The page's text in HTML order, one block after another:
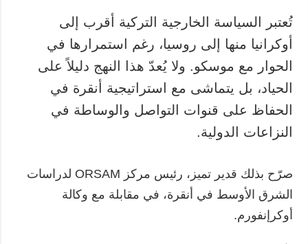
مجتمع
الدفاع
رياضة
وحماية البيانات
الشخصية
المزيد
التقارير
الصور
الفيديوهات
خدمات
تُعتبر السياسة الخارجية التركية أقرب إلى
أوكرانيا منها إلى روسيا، رغم استمرارها في
الحوار مع موسكو. ولا يُعدّ هذا النهج دليلاً على
الحياد، بل يتماشى مع استراتيجية أنقرة في
الحفاظ على قنوات التواصل والوساطة في
النزاعات الدولية.
صرّح بذلك قدير تميز، رئيس مركز ORSAM لدراسات
الشرق الأوسط في أنقرة، في مقابلة مع وكالة
أوكرإنفورم.